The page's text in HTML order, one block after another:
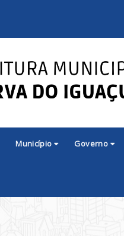
Município Governo